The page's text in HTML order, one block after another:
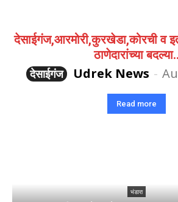
देसाईगंज,आरमोरी,कुरखेडा,कोरची व
ठाणेदारांच्या बदल्या..
देसाईगंज
Udrek News -
Read more
भंडारा